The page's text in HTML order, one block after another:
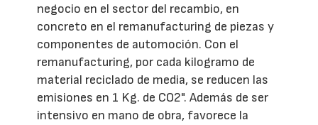
negocio en el sector del recambio, en
concreto en el remanufacturing de piezas y
componentes de automoción. Con el
remanufacturing, por cada kilogramo de
material reciclado de media, se reducen las
emisiones en 1 Kg. de CO2". Además de ser
intensivo en mano de obra, favorece la